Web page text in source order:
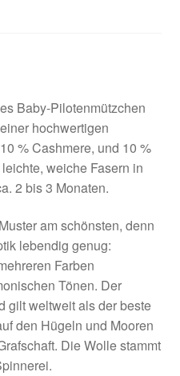
Baby-Pilotenmützchen
hochwertigen
% Cashmere, und 10 %
weiche Fasern in
2 bis 3 Monaten.
am schönsten, denn
lebendig genug:
Farben
Tönen. Der
gilt weltweit als der beste
den Hügeln und Mooren
Die Wolle stammt